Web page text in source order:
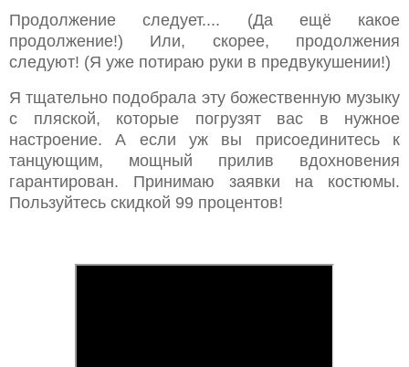
Продолжение следует.... (Да ещё какое
продолжение!) Или, скорее, продолжения
следуют! (Я уже потираю руки в предвукушении!)
Я тщательно подобрала эту божественную музыку
с пляской, которые погрузят вас в нужное
настроение. А если уж вы присоединитесь к
танцующим, мощный прилив вдохновения
гарантирован. Принимаю заявки на костюмы.
Пользуйтесь скидкой 99 процентов!